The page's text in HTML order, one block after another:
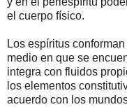
el cuerpo físico.
Los espíritus
medio en que se
integra con fluidos
los elementos
acuerdo con los